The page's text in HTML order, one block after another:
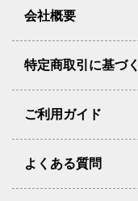
会社概要
特定商取引に基づ
ご利用ガイド
よくある質問